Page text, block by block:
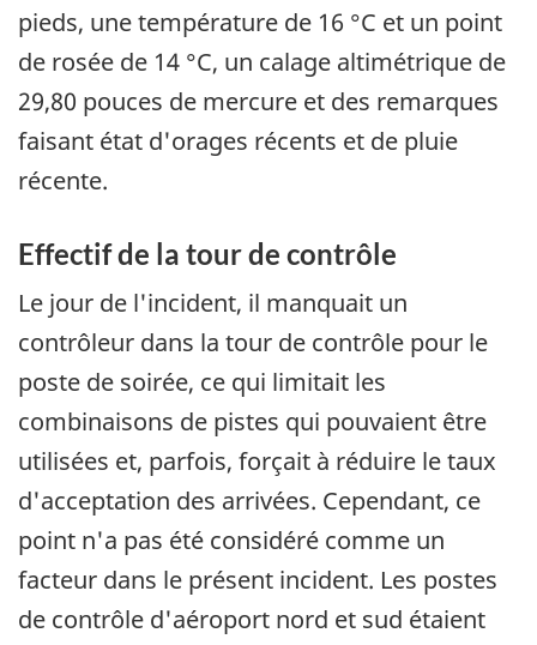
pieds, une température de 16 °C et un point
de rosée de 14 °C, un calage altimétrique de
29,80 pouces de mercure et des remarques
faisant état d'orages récents et de pluie
récente.
Effectif de la tour de contrôle
Le jour de l'incident, il manquait un
contrôleur dans la tour de contrôle pour le
poste de soirée, ce qui limitait les
combinaisons de pistes qui pouvaient être
utilisées et, parfois, forçait à réduire le taux
d'acceptation des arrivées. Cependant, ce
point n'a pas été considéré comme un
facteur dans le présent incident. Les postes
de contrôle d'aéroport nord et sud étaient